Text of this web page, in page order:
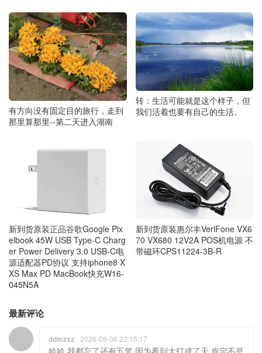
有方向没有固定目的旅行，走到
那里算那里--第二天进入湖南
转：生活可能就是这个样子，但
我们活着也要有自己的生活。
新到货原装正品谷歌Google Pix
elbook 45W USB Type-C Charg
er Power Delivery 3.0 USB-C电
源适配器PD协议 支持iphone8 X
XS Max PD MacBook快充W16-
045N5A
新到货原装惠尔丰VeriFone VX6
70 VX680 12V2A POS机电源 不
带磁环CPS11224-3B-R
最新评论
ddmzxz 2026-08-06 22:15:17